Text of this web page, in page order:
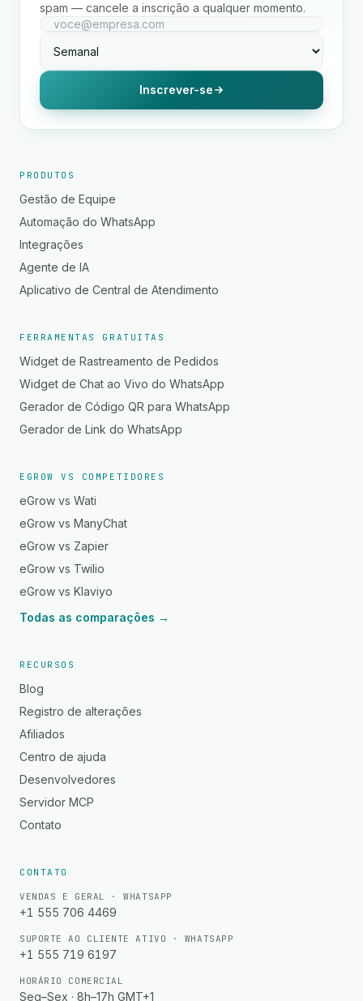
spam — cancele a inscrição a qualquer momento.
Inscrever-se
PRODUTOS
Gestão de Equipe
Automação do WhatsApp
Integrações
Agente de IA
Aplicativo de Central de Atendimento
FERRAMENTAS GRATUITAS
Widget de Rastreamento de Pedidos
Widget de Chat ao Vivo do WhatsApp
Gerador de Código QR para WhatsApp
Gerador de Link do WhatsApp
EGROW VS COMPETIDORES
eGrow vs Wati
eGrow vs ManyChat
eGrow vs Zapier
eGrow vs Twilio
eGrow vs Klaviyo
Todas as comparações →
RECURSOS
Blog
Registro de alterações
Afiliados
Centro de ajuda
Desenvolvedores
Servidor MCP
Contato
CONTATO
VENDAS E GERAL · WHATSAPP
+1 555 706 4469
SUPORTE AO CLIENTE ATIVO · WHATSAPP
+1 555 719 6197
HORÁRIO COMERCIAL
Seg–Sex · 8h–17h GMT+1